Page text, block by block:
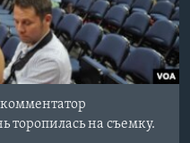
торопилась на съемку.